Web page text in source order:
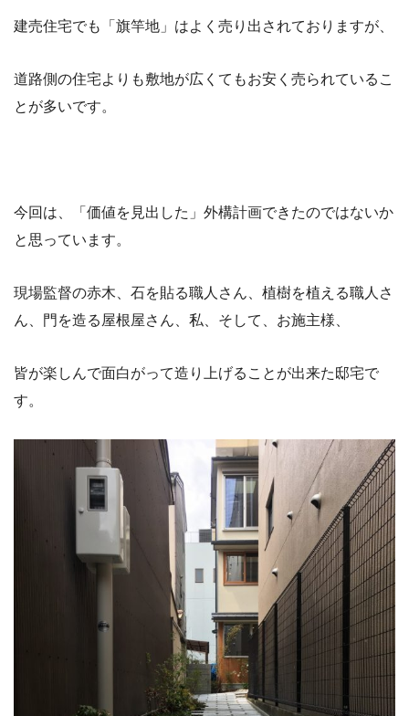
建売住宅でも「旗竿地」はよく売り出されておりますが、
道路側の住宅よりも敷地が広くてもお安く売られているこ
とが多いです。
今回は、「価値を見出した」外構計画できたのではないか
と思っています。
現場監督の赤木、石を貼る職人さん、植樹を植える職人さ
ん、門を造る屋根屋さん、私、そして、お施主様、
皆が楽しんで面白がって造り上げることが出来た邸宅で
す。